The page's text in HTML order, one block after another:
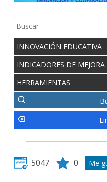
INNOVACIÓN EDUCATIVA
INDICADORES DE MEJORA
HERRAMIENTAS
5047 0